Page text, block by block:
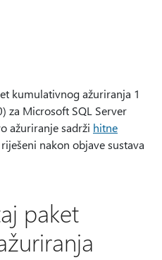
kumulativnog ažuriranja 1
za Microsoft SQL Server
ažuriranje sadrži hitne
nakon objave sustava
paket